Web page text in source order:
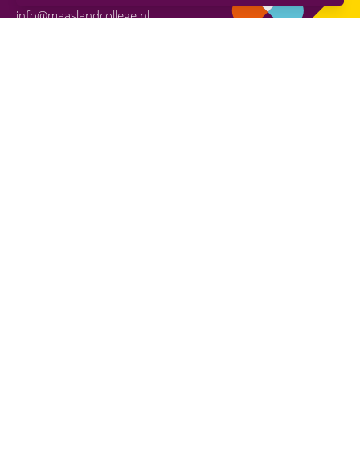
info@maaslandcollege.nl